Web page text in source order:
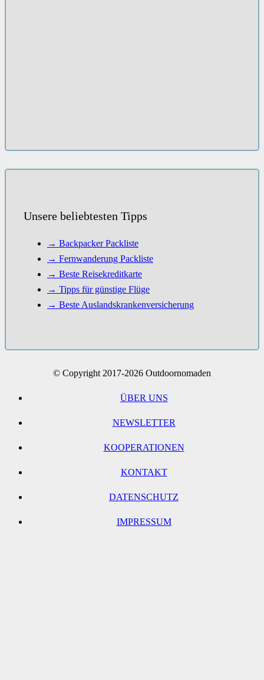
Unsere beliebtesten Tipps
→ Backpacker Packliste
→ Fernwanderung Packliste
→ Beste Reisekreditkarte
→ Tipps für günstige Flüge
→ Beste Auslandskrankenversicherung
© Copyright 2017-2026 Outdoornomaden
ÜBER UNS
NEWSLETTER
KOOPERATIONEN
KONTAKT
DATENSCHUTZ
IMPRESSUM